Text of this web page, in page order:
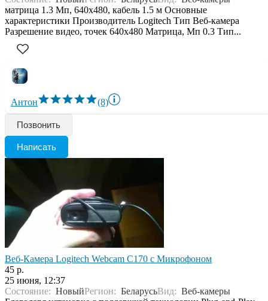
матрица 1.3 Мп, 640x480, кабель 1.5 м Основные
характеристики Производитель Logitech Тип Веб-камера
Разрешение видео, точек 640x480 Матрица, Мп 0.3 Тип...
Антон (8)
Позвонить
Написать
Веб-Камера Logitech Webcam C170 с Микрофоном
45 р.
25 июня, 12:37
Состояние: НовыйРегион: БеларусьВид: Веб-камеры